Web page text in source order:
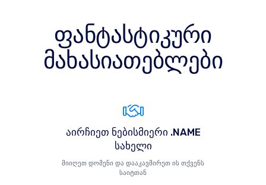
ფანტასტიკური
მახასიათებლები
აირჩიეთ ნებისმიერი .NAME
სახელი
მიიღეთ დომენი და დააკავშირეთ ის თქვენს
საიტთან